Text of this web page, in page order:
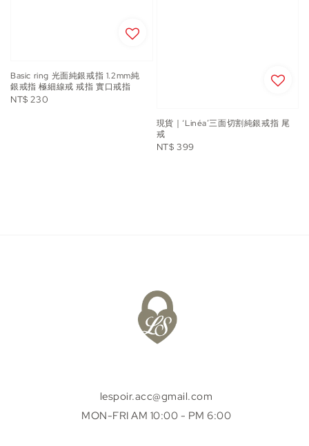
Basic ring 光面純銀戒指 1.2mm純
銀戒指 極細線戒 戒指 實口戒指
Regular
NT$ 230
現貨｜‘Linéa’三面切割純銀戒指 尾
戒
Regular
NT$ 399
lespoir.acc@gmail.com
MON-FRI AM 10:00 - PM 6:00